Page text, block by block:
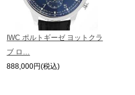
IWC ポルトギーゼ ヨットクラ
ブ ロ…
888,000円(税込)